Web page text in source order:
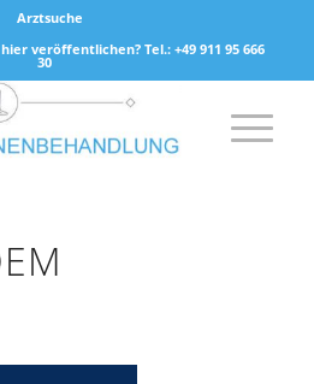
Arztsuche
veröffentlichen? Tel.: +49 911 95 666
30